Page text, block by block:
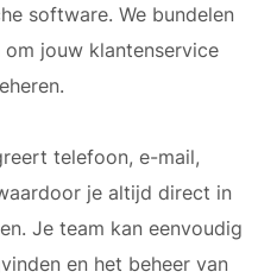
software. We bundelen
jouw klantenservice
telefoon, e-mail,
je altijd direct in
Je team kan eenvoudig
en het beheer van